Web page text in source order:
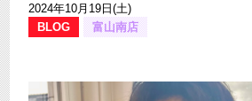
2024年10月19日(土)
BLOG
富山南店